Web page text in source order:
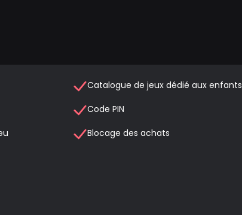
Catalogue de jeux dédié aux enfants
Code PIN
Blocage des achats